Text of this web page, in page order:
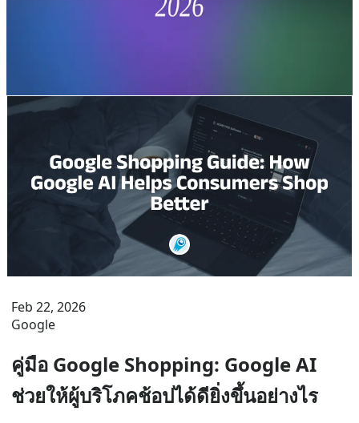
รีวิว Google I/O 2026: บทรีวิว Google I/O 2026 แบบ
Feb 22, 2026
Google
คู่มือ Google Shopping: Google AI
ช่วยให้ผู้บริโภคช้อปได้ดียิ่งขึ้นอย่างไร